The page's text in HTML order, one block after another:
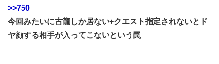
>>750
今回みたいに古龍しか居ない+クエスト指定されないとド
ヤ顔する相手が入ってこないという罠